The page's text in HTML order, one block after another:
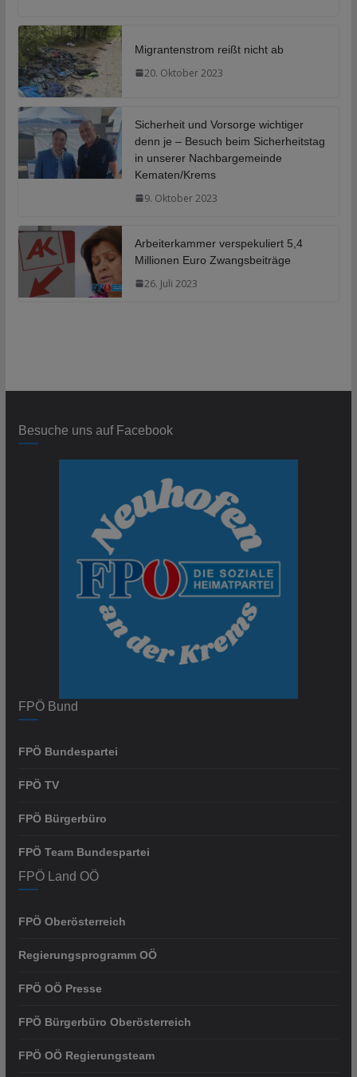
Migrantenstrom reißt nicht ab
20. Oktober 2023
Sicherheit und Vorsorge wichtiger
denn je – Besuch beim Sicherheitstag
in unserer Nachbargemeinde
Kematen/Krems
9. Oktober 2023
Arbeiterkammer verspekuliert 5,4
Millionen Euro Zwangsbeiträge
26. Juli 2023
Besuche uns auf Facebook
FPÖ Bund
FPÖ Bundespartei
FPÖ TV
FPÖ Bürgerbüro
FPÖ Team Bundespartei
FPÖ Land OÖ
FPÖ Oberösterreich
Regierungsprogramm OÖ
FPÖ OÖ Presse
FPÖ Bürgerbüro Oberösterreich
FPÖ OÖ Regierungsteam